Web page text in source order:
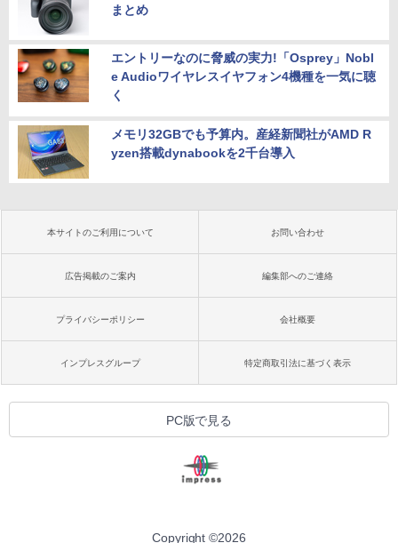
まとめ
エントリーなのに脅威の実力!「Osprey」Nobl
e Audioワイヤレスイヤフォン4機種を一気に聴
く
メモリ32GBでも予算内。産経新聞社がAMD R
yzen搭載dynabookを2千台導入
本サイトのご利用について お問い合わせ
広告掲載のご案内 編集部へのご連絡
プライバシーポリシー 会社概要
インプレスグループ 特定商取引法に基づく表示
PC版で見る
Copyright ©2026